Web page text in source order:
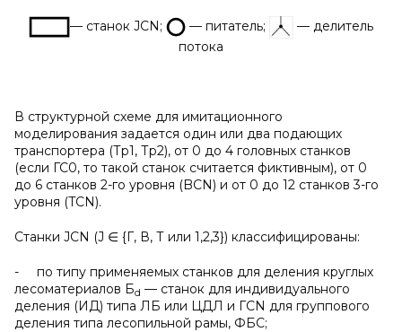
— станок JCN; — питатель;
— делитель
потока
В структурной схеме для имитационного
моделирования задается один или два подающих
транспортера (Тр1, Тр2), от 0 до 4 головных станков
(если ГС0, то такой станок считается фиктивным), от 0
до 6 станков 2-го уровня (BCN) и от 0 до 12 станков 3-го
уровня (TCN).
Станки JCN (J ∈ {Г, В, Т или 1,2,3}) классифицированы:
- по типу применяемых станков для деления круглых
лесоматериалов Бd — станок для индивидуального
деления (ИД) типа ЛБ или ЦДЛ и ГCN для группового
деления типа лесопильной рамы, ФБС;